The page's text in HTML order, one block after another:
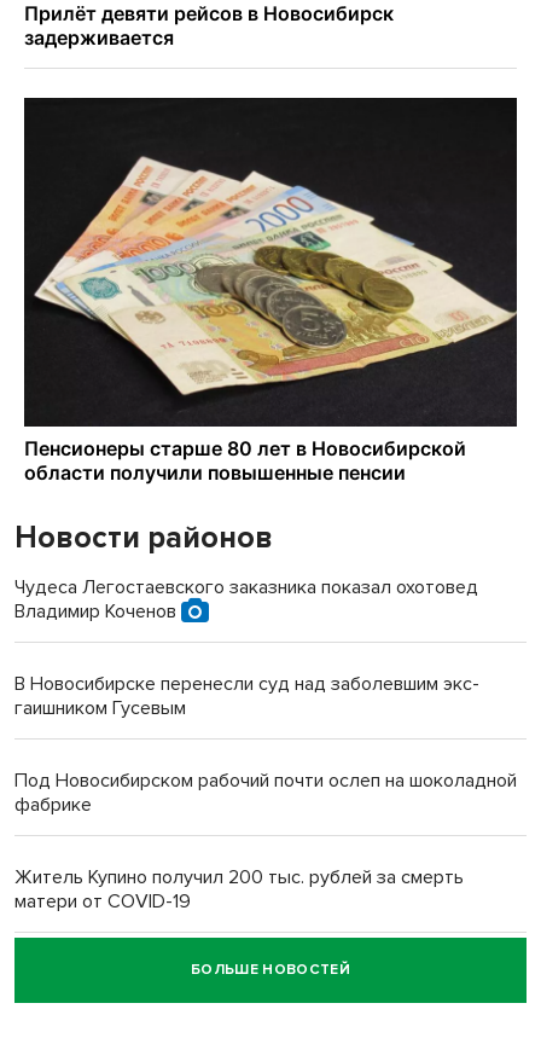
Новости районов
Чудеса Легостаевского заказника показал охотовед
Владимир Коченов
В Новосибирске перенесли суд над заболевшим экс-
гаишником Гусевым
Под Новосибирском рабочий почти ослеп на шоколадной
фабрике
Житель Купино получил 200 тыс. рублей за смерть
матери от COVID-19
Новосибирский суд наказал водителя за смерть
пенсионерки на вокзале
БОЛЬШЕ НОВОСТЕЙ